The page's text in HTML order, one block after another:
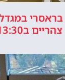
צהריים ב13:30